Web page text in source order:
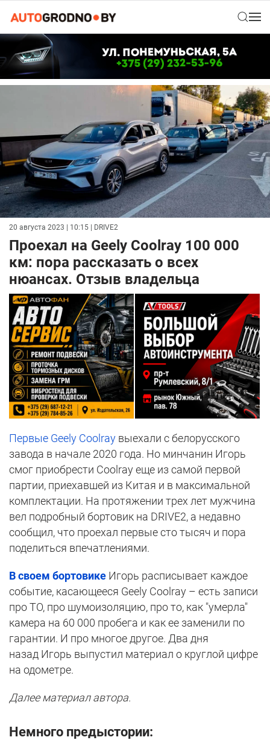
20 августа 2023 | 10:15 | DRIVE2
Проехал на Geely Coolray 100 000
км: пора рассказать о всех
нюансах. Отзыв владельца
Первые Geely Coolray выехали с белорусского
завода в начале 2020 года. Но минчанин Игорь
смог приобрести Coolray еще из самой первой
партии, приехавшей из Китая и в максимальной
комплектации. На протяжении трех лет мужчина
вел подробный бортовик на DRIVE2, а недавно
сообщил, что проехал первые сто тысяч и пора
поделиться впечатлениями.
В своем бортовике Игорь расписывает каждое
событие, касающееся Geely Coolray – есть записи
про ТО, про шумоизоляцию, про то, как "умерла"
камера на 60 000 пробега и как ее заменили по
гарантии. И про многое другое. Два дня
назад Игорь выпустил материал о круглой цифре
на одометре.
Далее материал автора.
Немного предыстории: